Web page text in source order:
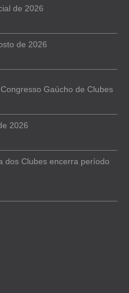
de 2026
de 2026
Gaúcho de Clubes
2026
dos Clubes encerra período